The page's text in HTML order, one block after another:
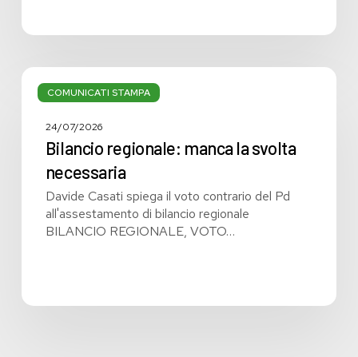
COMUNICATI STAMPA
Bilancio
regionale:
svolta
24/07/2026
Bilancio regionale: manca la svolta
necessaria
Davide Casati spiega il voto contrario del Pd
all'assestamento di bilancio regionale
BILANCIO REGIONALE, VOTO…